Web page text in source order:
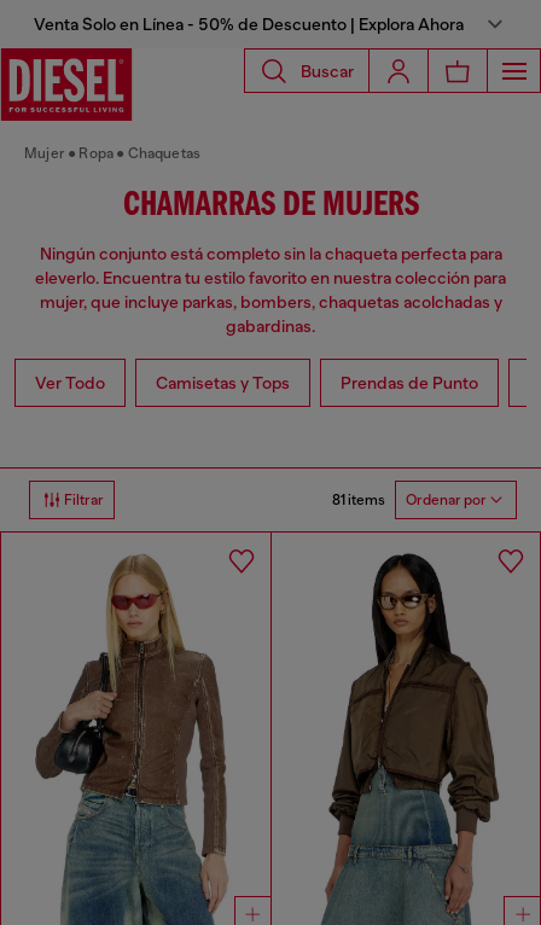
Venta Solo en Línea - 50% de Descuento | Explora Ahora
Buscar
Mujer Ropa Chaquetas
CHAMARRAS DE MUJERS
Ningún conjunto está completo sin la chaqueta perfecta para
eleverlo. Encuentra tu estilo favorito en nuestra colección para
mujer, que incluye parkas, bombers, chaquetas acolchadas y
gabardinas.
Ver Todo Camisetas y Tops Prendas de Punto
Filtrar 81 items Ordenar por